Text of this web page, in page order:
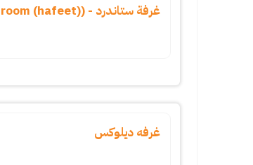
غرفة ستاندرد - (twin room (hafeet))
غرفه ديلوكس